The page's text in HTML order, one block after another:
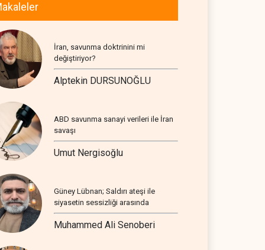
İran, savunma doktrinini mi
değiştiriyor?
Alptekin DURSUNOĞLU
ABD savunma sanayi verileri ile İran
savaşı
Umut Nergisoğlu
Güney Lübnan; Saldırı ateşi ile
siyasetin sessizliği arasında
Muhammed Ali Senoberi